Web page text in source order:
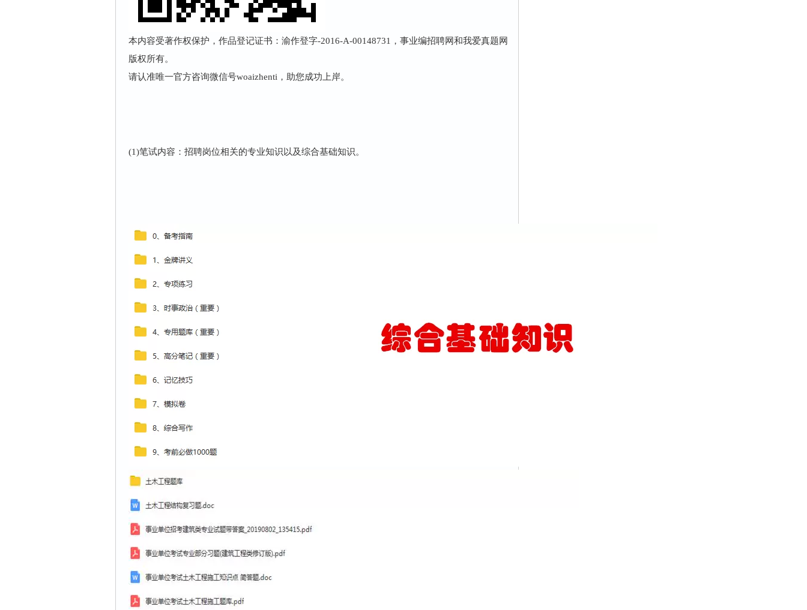
本内容受著作权保护，作品登记证书：渝作登字-2016-A-00148731，事业编招聘网和我爱真题网
版权所有。
请认准唯一官方咨询微信号woaizhenti，助您成功上岸。
(1)笔试内容：招聘岗位相关的专业知识以及综合基础知识。